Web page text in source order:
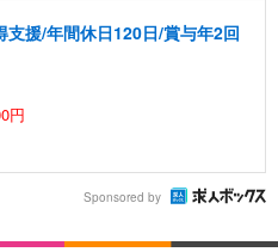
援/年間休日120日/賞与年2回
円
Sponsored by